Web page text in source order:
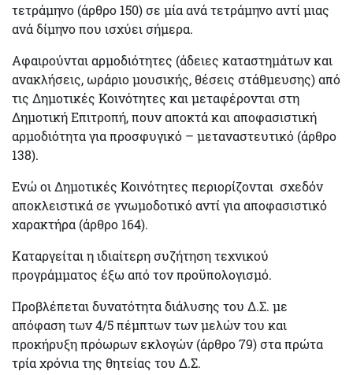
τετράμηνο (άρθρο 150) σε μία ανά τετράμηνο αντί μιας
ανά δίμηνο που ισχύει σήμερα.
Αφαιρούνται αρμοδιότητες (άδειες καταστημάτων και
ανακλήσεις, ωράριο μουσικής, θέσεις στάθμευσης) από
τις Δημοτικές Κοινότητες και μεταφέρονται στη
Δημοτική Επιτροπή, πουν αποκτά καιαποφασιστική
αρμοδιότητα για προσφυγικό – μεταναστευτικό (άρθρο
138).
Ενώ οι Δημοτικές Κοινότητες περιορίζονται σχεδόν
αποκλειστικά σε γνωμοδοτικό αντί για αποφασιστικό
χαρακτήρα (άρθρο 164).
Καταργείται η ιδιαίτερη συζήτηση τεχνικού
προγράμματος έξω από τον προϋπολογισμό.
Προβλέπεται δυνατότητα διάλυσης του Δ.Σ. με
απόφαση των 4/5 πέμπτων των μελών του και
προκήρυξη πρόωρων εκλογών (άρθρο 79) στα πρώτα
τρία χρόνια της θητείας του Δ.Σ.